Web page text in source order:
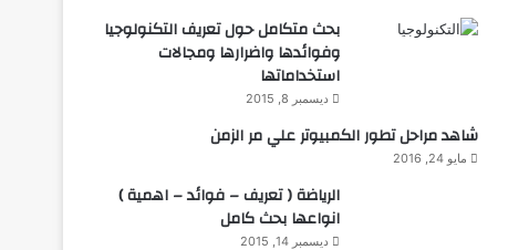
بحث متكامل حول تعريف التكنولوجيا
وفوائدها واضرارها ومجالات
استخداماتها
ديسمبر 8, 2015
شاهد مراحل تطور الكمبيوتر علي مر الزمن
مايو 24, 2016
الرياضة ( تعريف – فوائد – اهمية )
انواعها بحث كامل
ديسمبر 14, 2015